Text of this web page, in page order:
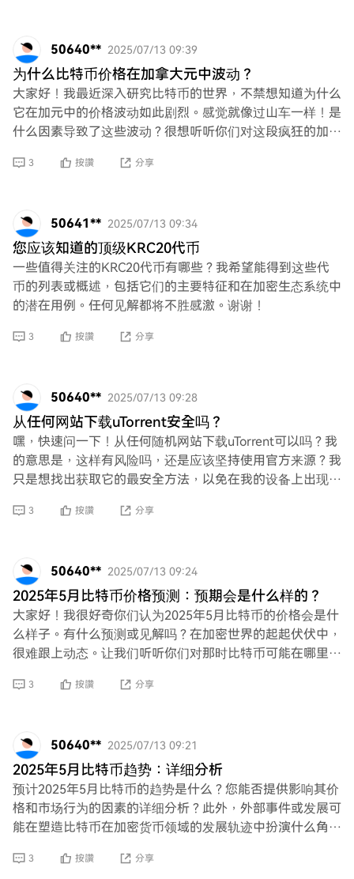
50640** 2025/07/13 09:39
为什么比特币价格在加拿大元中波动？
大家好！我最近深入研究比特币的世界，不禁想知道为什么
它在加元中的价格波动如此剧烈。感觉就像过山车一样！是
什么因素导致了这些波动？很想听听你们对这段疯狂的加密
3 按讚 分享
50641** 2025/07/13 09:34
您应该知道的顶级KRC20代币
一些值得关注的KRC20代币有哪些？我希望能得到这些代
币的列表或概述，包括它们的主要特征和在加密生态系统中
的潜在用例。任何见解都将不胜感激。谢谢！
3 按讚 分享
50640** 2025/07/13 09:28
从任何网站下载uTorrent安全吗？
嘿，快速问一下！从任何随机网站下载uTorrent可以吗？我
的意思是，这样有风险吗，还是应该坚持使用官方来源？我
只是想找出获取它的最安全方法，以免在我的设备上出现一
3 按讚 分享
50640** 2025/07/13 09:24
2025年5月比特币价格预测：预期会是什么样的？
大家好！我很好奇你们认为2025年5月比特币的价格会是什
么样子。有什么预测或见解吗？在加密世界的起起伏伏中，
很难跟上动态。让我们听听你们对那时比特币可能在哪里的
3 按讚 分享
50640** 2025/07/13 09:21
2025年5月比特币趋势：详细分析
预计2025年5月比特币的趋势是什么？您能否提供影响其价
格和市场行为的因素的详细分析？此外，外部事件或发展可
能在塑造比特币在加密货币领域的发展轨迹中扮演什么角
3 按讚 分享